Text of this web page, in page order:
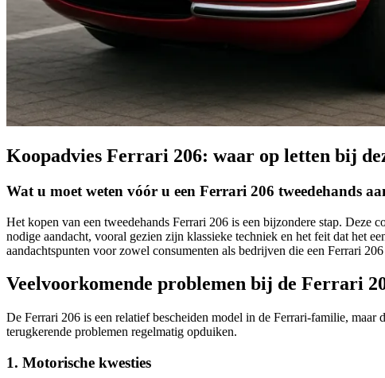
Koopadvies Ferrari 206: waar op letten bij
Wat u moet weten vóór u een Ferrari 206 tweedehands
Het kopen van een tweedehands Ferrari 206 is een bijzondere stap. Deze
nodige aandacht, vooral gezien zijn klassieke techniek en het feit dat het
aandachtspunten voor zowel consumenten als bedrijven die een Ferrari
Veelvoorkomende problemen bij de Ferrari
De Ferrari 206 is een relatief bescheiden model in de Ferrari-familie,
terugkerende problemen regelmatig opduiken.
1. Motorische kwesties